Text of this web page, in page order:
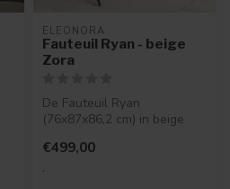
ELEONORA
Fauteuil Ryan - beige
Zora
De Fauteuil Ryan
(76x87x86,2 cm) in beige
relaxfauteuil...
€499,00
.